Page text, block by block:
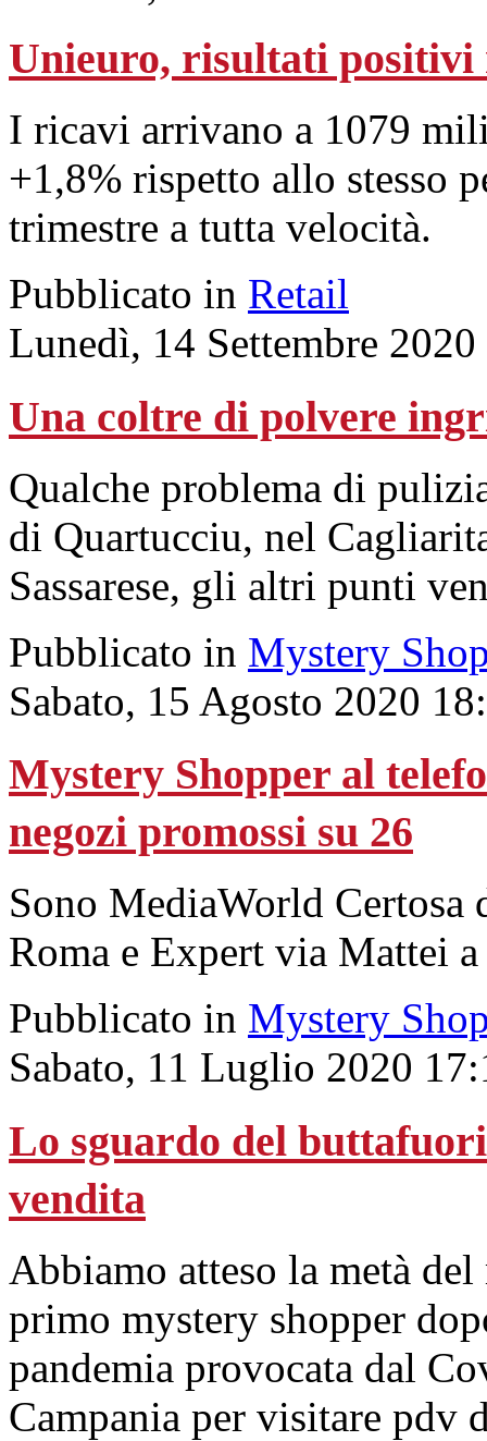
Unieuro, risultati positivi
I ricavi arrivano a 1079
+1,8% rispetto allo stesso
trimestre a tutta velocità.
Pubblicato in Retail
Lunedì, 14 Settembre
Una coltre di polvere
Qualche problema di
di Quartucciu, nel
Sassarese, gli altri punti
Pubblicato in Mystery
Sabato, 15 Agosto 2020
Mystery Shopper al
negozi promossi su 26
Sono MediaWorld
Roma e Expert via Mattei
Pubblicato in Mystery
Sabato, 11 Luglio 2020
Lo sguardo del
vendita
Abbiamo atteso la metà
primo mystery shopper
pandemia provocata dal
Campania per visitare